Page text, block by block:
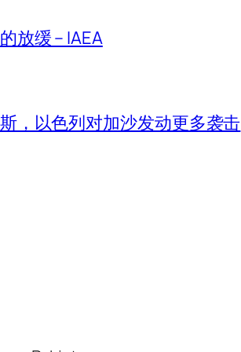
放缓 – IAEA
，以色列对加沙发动更多袭击